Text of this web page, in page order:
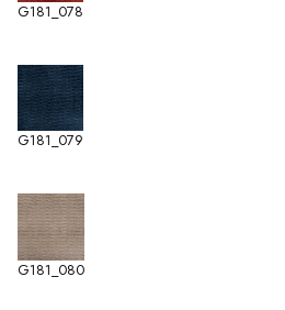
G181_078
G181_079
G181_080